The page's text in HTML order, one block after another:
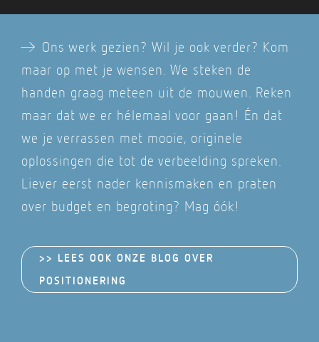
A Ons werk gezien? Wil je ook verder? Kom
maar op met je wensen. We steken de
handen graag meteen uit de mouwen. Reken
maar dat we er hélemaal voor gaan! Én dat
we je verrassen met mooie, originele
oplossingen die tot de verbeelding spreken.
Liever eerst nader kennismaken en praten
over budget en begroting? Mag óók!
>> LEES OOK ONZE BLOG OVER
POSITIONERING